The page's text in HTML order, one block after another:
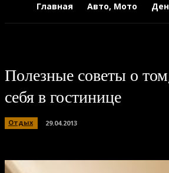
Главная Авто, Мото
Полезные советы о
себя в гостинице
Отдых 29.04.2013